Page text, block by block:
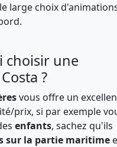
large choix
choisir une
?
vous offre un
prix, si par exemple
enfants, sachez qu'ils
sur la partie maritime